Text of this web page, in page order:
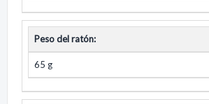
Peso del ratón:
65 g